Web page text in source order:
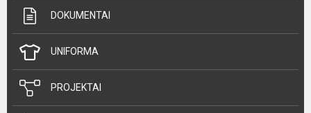
DOKUMENTAI
UNIFORMA
PROJEKTAI